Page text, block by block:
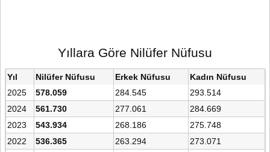
Yıllara Göre Nilüfer Nüfusu
Yıl Nilüfer Nüfusu Erkek Nüfusu
Kadın Nüfusu
2025
578.059 284.545
293.514
2024
561.730 277.061
284.669
2023
543.934 268.186
275.748
2022
536.365 263.294
273.071